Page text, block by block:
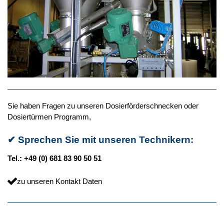
Sie haben Fragen zu unseren Dosierförderschnecken oder
Dosiertürmen Programm,
✔ Sprechen Sie mit unseren Technikern:
Tel.: +49 (0) 681 83 90 50 51
zu unseren Kontakt Daten